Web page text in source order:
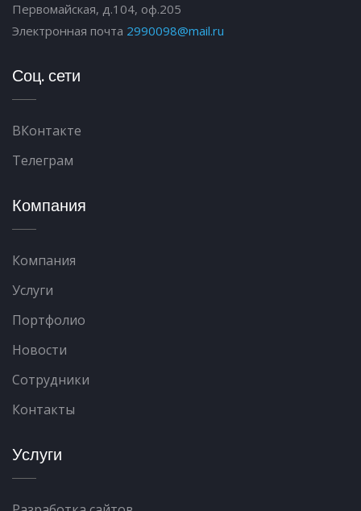
Первомайская, д.104, оф.205
Электронная почта 2990098@mail.ru
Соц. сети
ВКонтакте
Телеграм
Компания
Компания
Услуги
Портфолио
Новости
Сотрудники
Контакты
Услуги